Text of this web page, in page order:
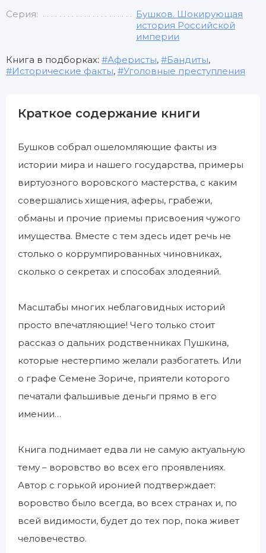
Серия:
Бушков. Шокирующая
история Российской
империи
Книга в подборках: Аферисты, Бандиты,
Исторические факты, Уголовные преступления
Краткое содержание книги
Бушков собрал ошеломляющие факты из
истории мира и нашего государства, примеры
виртуозного воровского мастерства, с каким
совершались хищения, аферы, грабежи,
обманы и прочие приемы присвоения чужого
имущества. Вместе с тем здесь идет речь не
столько о коррумпированных чиновниках,
сколько о секретах и способах злодеяний.
Масштабы многих неблаговидных историй
просто впечатляющие! Чего только стоит
рассказ о дальних родственниках Пушкина,
которые нестерпимо желали разбогатеть. Или
о графе Семене Зориче, приятели которого
печатали фальшивые деньги прямо в его
имении…
Книга поднимает едва ли не самую актуальную
тему – воровство во всех его проявлениях.
Автор с горькой иронией подтверждает:
воровство было всегда, во всех странах и, по
всей видимости, будет до тех пор, пока живет
человечество.